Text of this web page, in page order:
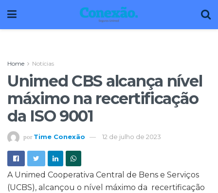
Home Notícias
Unimed CBS alcança nível
máximo na recertificação
da ISO 9001
por Time Conexão 12 de julho de 2023
A Unimed Cooperativa Central de Bens e Serviços
(UCBS), alcançou o nível máximo da recertificação